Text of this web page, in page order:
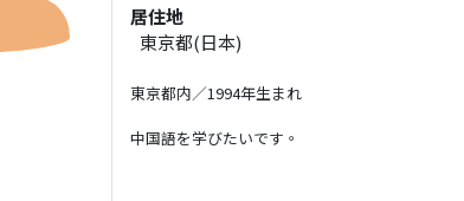
居住地
東京都(日本)
東京都内／1994年生まれ
中国語を学びたいです。